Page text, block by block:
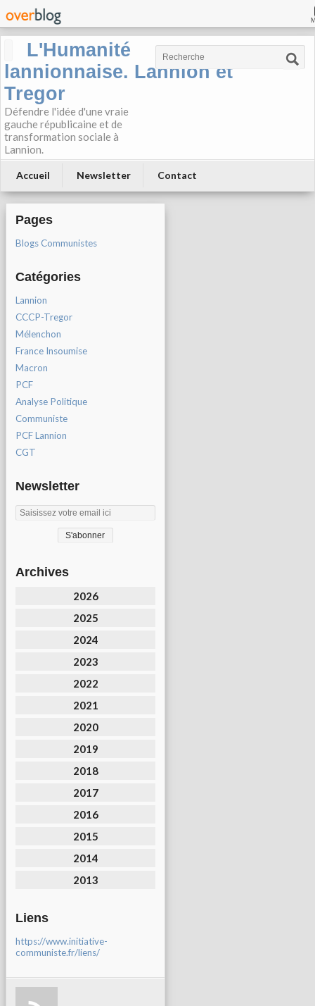
L'Humanité
lannionnaise. Lannion et
Tregor
Défendre l'idée d'une vraie
gauche républicaine et de
transformation sociale à
Lannion.
Accueil Newsletter Contact
Pages
Blogs Communistes
Catégories
Lannion
CCCP-Tregor
Mélenchon
France Insoumise
Macron
PCF
Analyse Politique
Communiste
PCF Lannion
CGT
Newsletter
Archives
2026
2025
2024
2023
2022
2021
2020
2019
2018
2017
2016
2015
2014
2013
Liens
https://www.initiative-
communiste.fr/liens/